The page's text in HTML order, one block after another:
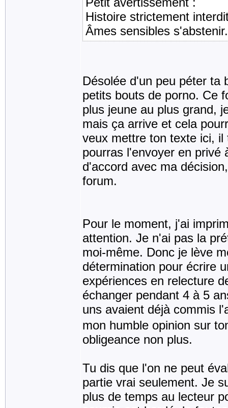
Histoire strictement
Âmes sensibles s'abstenir.
Désolée d'un peu péter ta
petits bouts de porno. Ce
plus jeune au plus grand,
mais ça arrive et cela
veux mettre ton texte ici,
pourras l'envoyer en privé
d'accord avec ma
forum.
Pour le moment, j'ai
attention. Je n'ai pas la
moi-même. Donc je lève
détermination pour écrire
expériences en relecture
échanger pendant 4 à 5
uns avaient déjà commis
mon humble opinion sur
obligeance non plus.
Tu dis que l'on ne peut
partie vrai seulement. Je
plus de temps au lecteur